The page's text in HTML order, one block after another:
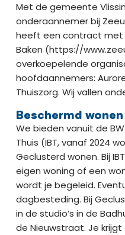
Met de gemeente
onderaannemer bij
heeft een contract met
Baken (https://
overkoepelende
hoofdaannemers:
Thuiszorg. Wij vallen
Beschermd wonen​
We bieden vanuit de
Thuis (IBT, vanaf 2024
Geclusterd wonen. Bij
eigen woning of een
wordt je begeleid.
dagbesteding. Bij
in de studio’s in de
de Nieuwstraat. Je